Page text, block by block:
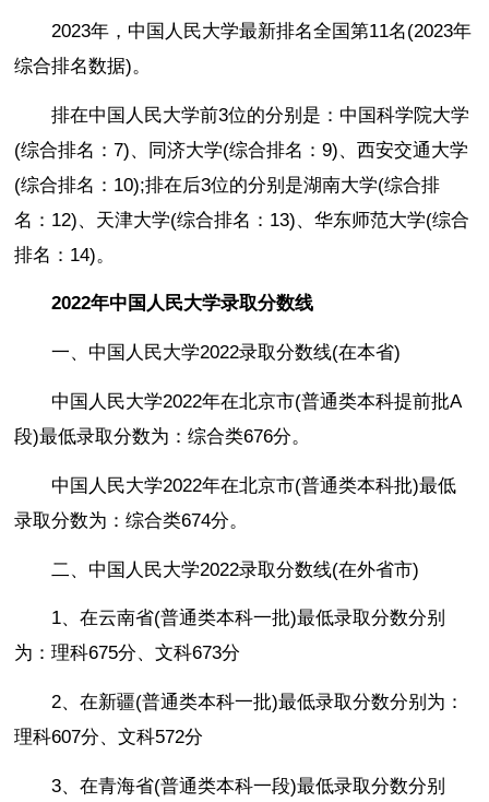
2023年，中国人民大学最新排名全国第11名(2023年
综合排名数据)。
排在中国人民大学前3位的分别是：中国科学院大学
(综合排名：7)、同济大学(综合排名：9)、西安交通大学
(综合排名：10);排在后3位的分别是湖南大学(综合排
名：12)、天津大学(综合排名：13)、华东师范大学(综合
排名：14)。
2022年中国人民大学录取分数线
一、中国人民大学2022录取分数线(在本省)
中国人民大学2022年在北京市(普通类本科提前批A
段)最低录取分数为：综合类676分。
中国人民大学2022年在北京市(普通类本科批)最低
录取分数为：综合类674分。
二、中国人民大学2022录取分数线(在外省市)
1、在云南省(普通类本科一批)最低录取分数分别
为：理科675分、文科673分
2、在新疆(普通类本科一批)最低录取分数分别为：
理科607分、文科572分
3、在青海省(普通类本科一段)最低录取分数分别